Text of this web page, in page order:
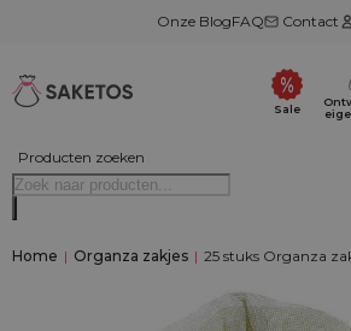
Onze BlogFAQ Contact
Producten zoeken
Sale
Home | Organza zakjes | 25 stuks Organza